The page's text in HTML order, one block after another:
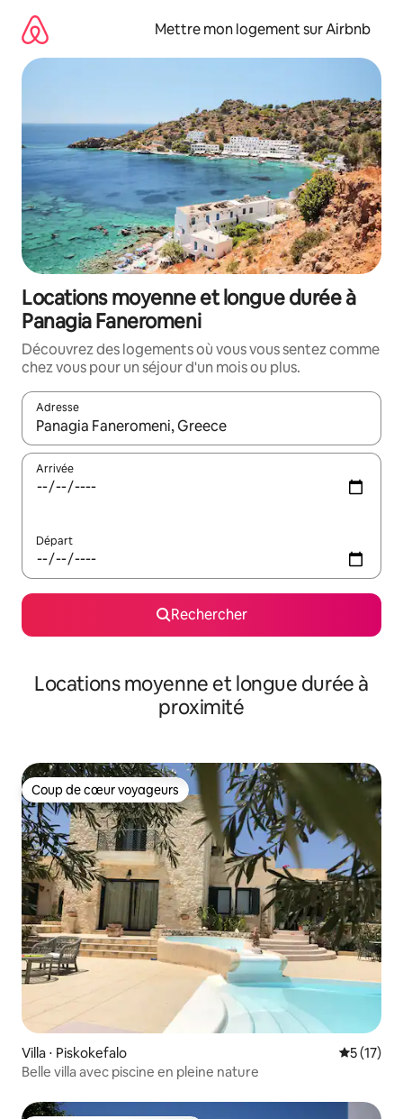
directement
contenu
Mettre mon logement sur Airbnb
Locations moyenne et longue durée à
Panagia Faneromeni
Découvrez des logements où vous vous sentez comme
chez vous pour un séjour d'un mois ou plus.
Adresse
Lorsque les résultats s'affichent, utilisez les flèches vers le
Arrivée
Départ
Rechercher
Locations moyenne et longue durée à
proximité
Coup de cœur voyageurs
Coup de cœur voyageurs
Villa ⋅ Piskokefalo
5 (17)
Belle villa avec piscine en pleine nature